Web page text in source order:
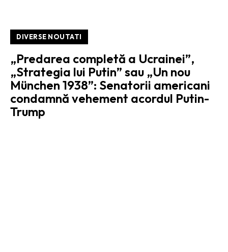
DIVERSE NOUTATI
„Predarea completă a Ucrainei”,
„Strategia lui Putin” sau „Un nou
München 1938”: Senatorii americani
condamnă vehement acordul Putin-
Trump